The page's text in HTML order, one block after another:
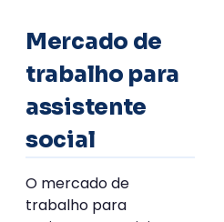
Mercado de
trabalho para
assistente
social
O mercado de
trabalho para